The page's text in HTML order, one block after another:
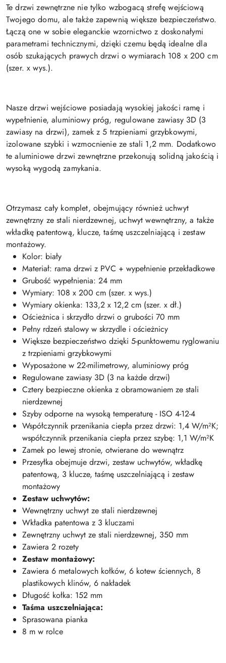
Te drzwi zewnętrzne nie tylko wzbogacą strefę wejściową
Twojego domu, ale także zapewnią większe bezpieczeństwo.
Łączą one w sobie eleganckie wzornictwo z doskonałymi
parametrami technicznymi, dzięki czemu będą idealne dla
osób szukających prawych drzwi o wymiarach 108 x 200 cm
(szer. x wys.).
Nasze drzwi wejściowe posiadają wysokiej jakości ramę i
wypełnienie, aluminiowy próg, regulowane zawiasy 3D (3
zawiasy na drzwi), zamek z 5 trzpieniami grzybkowymi,
izolowane szybki i wzmocnienie ze stali 1,2 mm. Dodatkowo
te aluminiowe drzwi zewnętrzne przekonują solidną jakością i
wysoką wygodą zamykania.
Otrzymasz cały komplet, obejmujący również uchwyt
zewnętrzny ze stali nierdzewnej, uchwyt wewnętrzny, a także
wkładkę patentową, klucze, taśmę uszczelniającą i zestaw
montażowy.
Kolor: biały
Materiał: rama drzwi z PVC + wypełnienie przekładkowe
Grubość wypełnienia: 24 mm
Wymiary: 108 x 200 cm (szer. x wys.)
Wymiary okienka: 133,2 x 12,2 cm (szer. x dł.)
Ościeżnica i skrzydło drzwi o grubości 70 mm
Pełny rdzeń stalowy w skrzydle i ościeżnicy
Większe bezpieczeństwo dzięki 5-punktowemu ryglowaniu
z trzpieniami grzybkowymi
Wyposażone w 22-milimetrowy, aluminiowy próg
Regulowane zawiasy 3D (3 na każde drzwi)
Cztery bezpieczne okienka z obramowaniem ze stali
nierdzewnej
Szyby odporne na wysoką temperaturę - ISO 4-12-4
Współczynnik przenikania ciepła przez drzwi: 1,4 W/m²K;
współczynnik przenikania ciepła przez szybę: 1,1 W/m²K
Zamek po lewej stronie, otwierane do wewnątrz
Przesyłka obejmuje drzwi, zestaw uchwytów, wkładkę
patentową, 3 klucze, taśmę uszczelniającą i zestaw
montażowy
Zestaw uchwytów:
Wewnętrzny uchwyt ze stali nierdzewnej
Wkładka patentowa z 3 kluczami
Zewnętrzny uchwyt ze stali nierdzewnej, 350 mm
Zawiera 2 rozety
Zestaw montażowy:
Zawiera 6 metalowych kołków, 6 kotew ściennych, 8
plastikowych klinów, 6 nakładek
Długość kołka: 152 mm
Taśma uszczelniająca:
Sprasowana pianka
8 m w rolce